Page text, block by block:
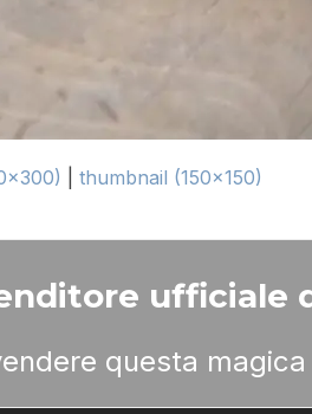
|thumbnail (150x150)
ufficiale
questa